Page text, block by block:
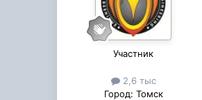
Участник
2,6 тыс
Город: Томск